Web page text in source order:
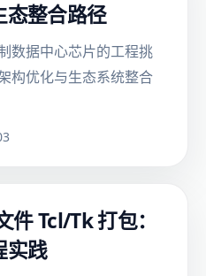
态整合路径
数据中心芯片的工程挑
构优化与生态系统整合
Tcl/Tk 打包：
实践